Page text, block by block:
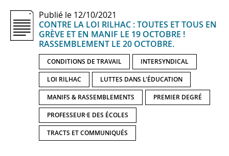
Publié le 12/10/2021
CONTRE LA LOI RILHAC : TOUTES ET TOUS EN
GRÈVE ET EN MANIF LE 19 OCTOBRE !
RASSEMBLEMENT LE 20 OCTOBRE.
CONDITIONS DE TRAVAIL INTERSYNDICAL
LOI RILHAC LUTTES DANS L'ÉDUCATION
MANIFS & RASSEMBLEMENTS PREMIER DEGRÉ
PROFESSEUR·E DES ÉCOLES
TRACTS ET COMMUNIQUÉS